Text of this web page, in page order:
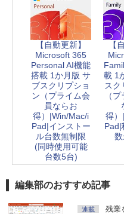
【自動更新】
Microsoft 365
Personal AI機能
搭載 1か月版 サ
ブスクリプショ
ン（プライム会
員ならお
得）|Win/Mac/i
Pad|インストー
ル台数無制限
(同時使用可能
台数5台)
【
載 1
スク
（
得
Pad|
数
編集部のおすすめ記事
連載 残業